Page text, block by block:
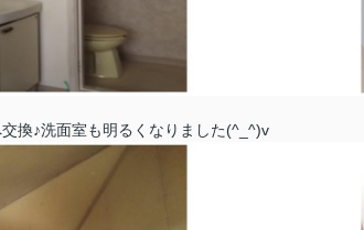
ｏｒｅ ■Ａ
換♪洗面室も明るくなりました(^_^)v